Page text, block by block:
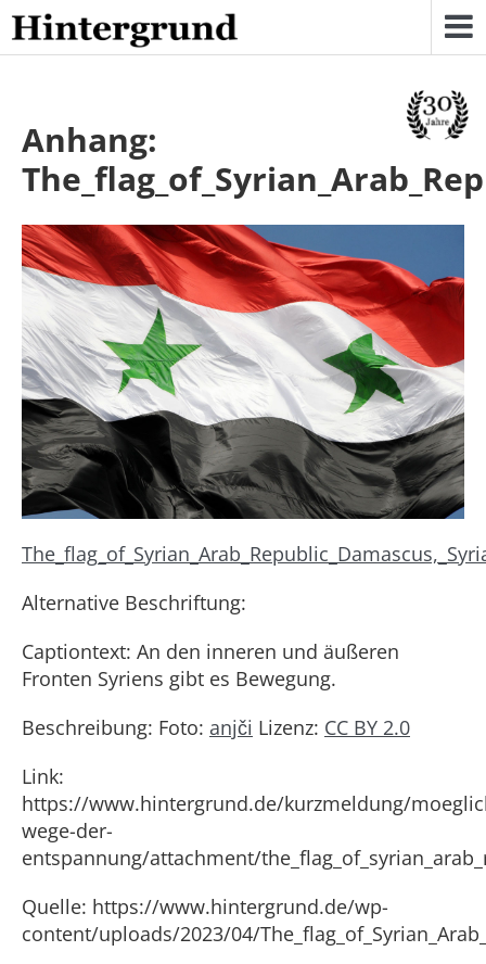
Skip
to
content
Anhang:
Alternative Beschriftung:
Captiontext: An den inneren und äußeren
Fronten Syriens gibt es Bewegung.
Beschreibung: Foto: anjči Lizenz: CC BY 2.0
Link:
https://www.hintergrund.de/kurzmeldung/
wege-der-
entspannung/attachment/
Quelle: https://www.hintergrund.de/wp-
content/uploads/2023/04/